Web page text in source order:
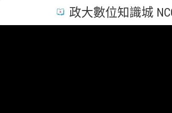
政大數位知識城